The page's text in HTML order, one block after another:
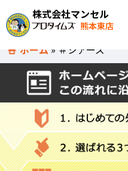
株式会社マンセル
熊本東店
ホーム » ＃シアーズ